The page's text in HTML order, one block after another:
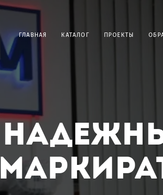
ГЛАВНАЯ КАТАЛОГ ПРОЕКТЫ